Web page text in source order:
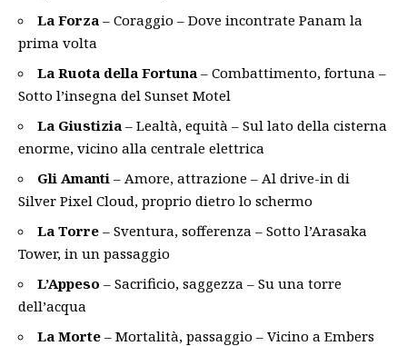
La Forza – Coraggio – Dove incontrate Panam la
prima volta
La Ruota della Fortuna – Combattimento, fortuna –
Sotto l’insegna del Sunset Motel
La Giustizia – Lealtà, equità – Sul lato della cisterna
enorme, vicino alla centrale elettrica
Gli Amanti – Amore, attrazione – Al drive-in di
Silver Pixel Cloud, proprio dietro lo schermo
La Torre – Sventura, sofferenza – Sotto l’Arasaka
Tower, in un passaggio
L’Appeso – Sacrificio, saggezza – Su una torre
dell’acqua
La Morte – Mortalità, passaggio – Vicino a Embers